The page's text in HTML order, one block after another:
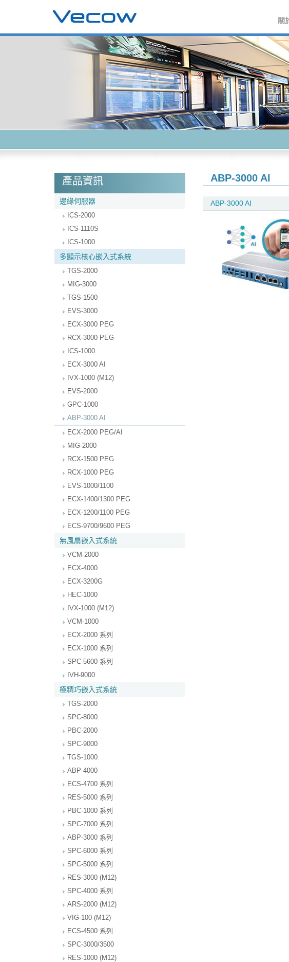
關
產品資訊
邊緣伺服器
ICS-2000
ICS-1110S
ICS-1000
多顯示核心嵌入式系統
TGS-2000
MIG-3000
TGS-1500
EVS-3000
ECX-3000 PEG
RCX-3000 PEG
ICS-1000
ECX-3000 AI
IVX-1000 (M12)
EVS-2000
GPC-1000
ABP-3000 AI
ECX-2000 PEG/AI
MIG-2000
RCX-1500 PEG
RCX-1000 PEG
EVS-1000/1100
ECX-1400/1300 PEG
ECX-1200/1100 PEG
ECS-9700/9600 PEG
無風扇嵌入式系統
VCM-2000
ECX-4000
ECX-3200G
HEC-1000
IVX-1000 (M12)
VCM-1000
ECX-2000 系列
ECX-1000 系列
SPC-5600 系列
IVH-9000
極精巧嵌入式系統
TGS-2000
SPC-8000
PBC-2000
SPC-9000
TGS-1000
ABP-4000
ECS-4700 系列
RES-5000 系列
PBC-1000 系列
SPC-7000 系列
ABP-3000 系列
SPC-6000 系列
SPC-5000 系列
RES-3000 (M12)
SPC-4000 系列
ARS-2000 (M12)
VIG-100 (M12)
ECS-4500 系列
SPC-3000/3500
RES-1000 (M12)
ABP-3000 AI
ABP-3000 AI